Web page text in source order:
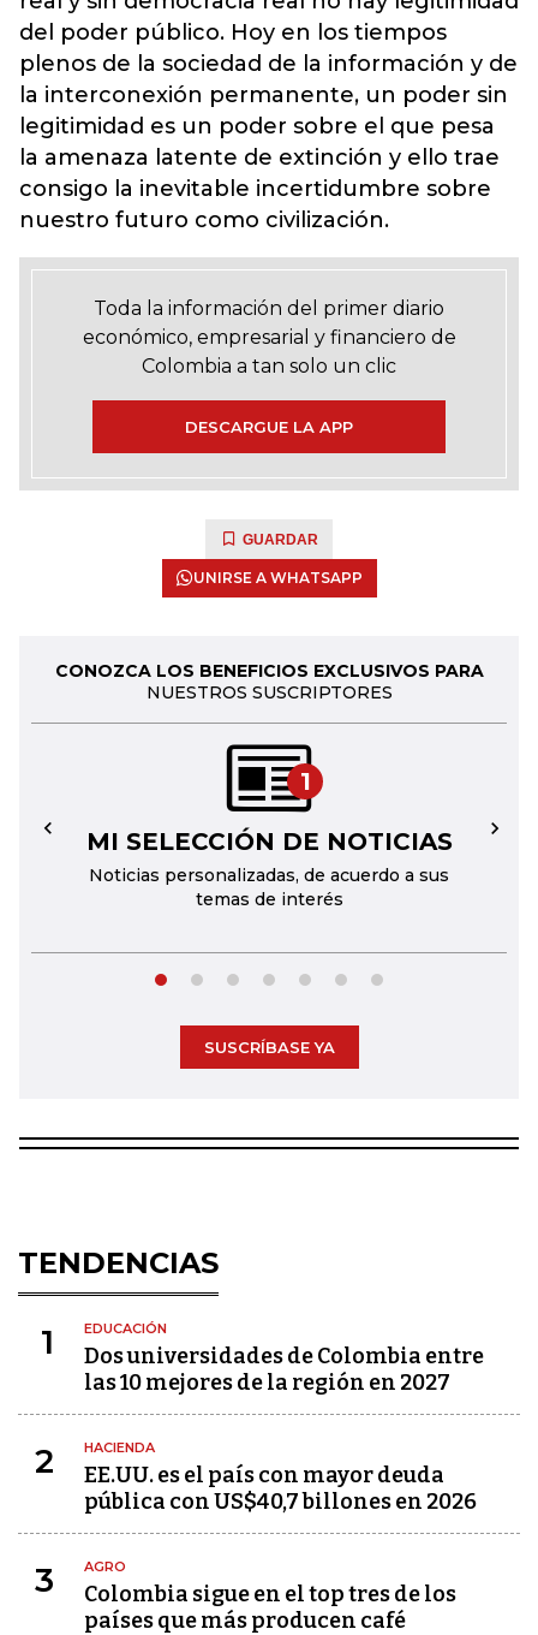
del poder público. Hoy en los tiempos
plenos de la sociedad de la información y de
la interconexión permanente, un poder sin
legitimidad es un poder sobre el que pesa
la amenaza latente de extinción y ello trae
consigo la inevitable incertidumbre sobre
nuestro futuro como civilización.
Toda la información del primer diario
económico, empresarial y financiero de
Colombia a tan solo un clic
DESCARGUE LA APP
GUARDAR
UNIRSE A WHATSAPP
CONOZCA LOS BENEFICIOS EXCLUSIVOS PARA
NUESTROS SUSCRIPTORES
1
MI SELECCIÓN DE NOTICIAS
Noticias personalizadas, de acuerdo a sus
temas de interés
← →
SUSCRÍBASE YA
TENDENCIAS
1 EDUCACIÓN
Dos universidades de Colombia entre
las 10 mejores de la región en 2027
2 HACIENDA
EE.UU. es el país con mayor deuda
pública con US$40,7 billones en 2026
3 AGRO
Colombia sigue en el top tres de los
países que más producen café